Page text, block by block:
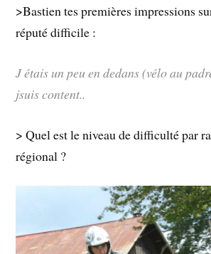
>Bastien tes premières impressions
réputé difficile :
J étais un peu en dedans (vélo au
jsuis content..
> Quel est le niveau de difficulté par
régional ?